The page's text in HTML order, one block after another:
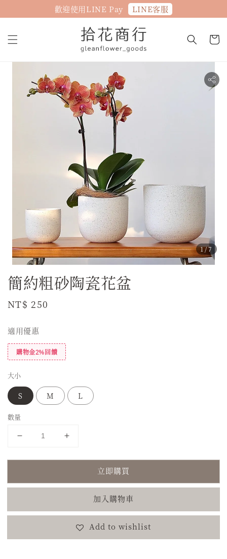
歡迎使用LINE Pay LINE客服
1/7
簡約粗砂陶瓷花盆
Regular
NT$ 250
適用優惠
購物金2%回饋
大小
S M L
數量
立即購買
加入購物車
Add to wishlist